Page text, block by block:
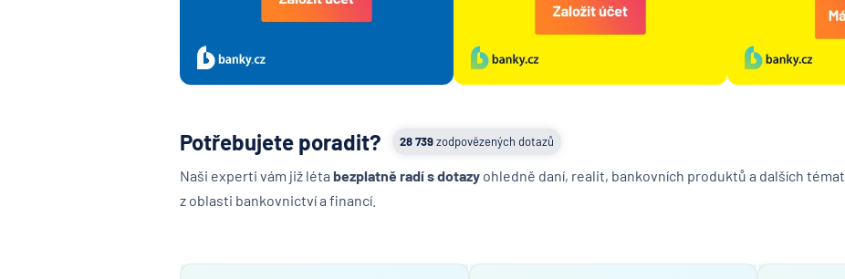
28 739zodpovězených dotazů
Potřebujete poradit?
Naši experti vám již léta bezplatně radí s dotazy ohledně daní, realit, bankovních produktů a dalších témat
z oblasti bankovnictví a financí.